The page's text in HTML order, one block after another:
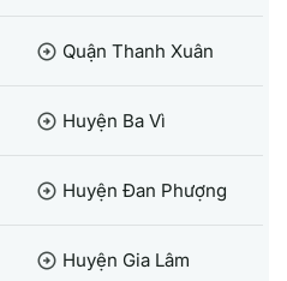
arrow_circle_right Quận Thanh Xuân
arrow_circle_right Huyện Ba Vì
arrow_circle_right Huyện Đan Phượng
arrow_circle_right Huyện Gia Lâm